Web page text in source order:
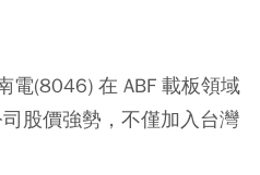
電(8046) 在 ABF 載板領域
股價強勢，不僅加入台灣